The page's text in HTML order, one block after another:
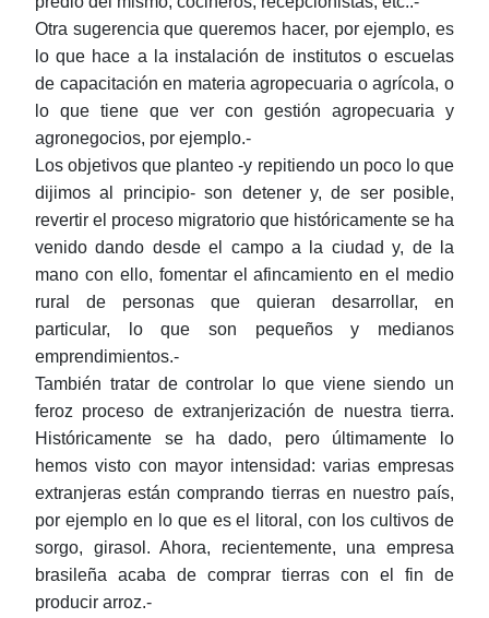
Otra sugerencia que queremos hacer, por ejemplo, es
lo que hace a la instalación de institutos o escuelas
de capacitación en materia agropecuaria o agrícola, o
lo que tiene que ver con gestión agropecuaria y
agronegocios, por ejemplo.-
Los objetivos que planteo -y repitiendo un poco lo que
dijimos al principio- son detener y, de ser posible,
revertir el proceso migratorio que históricamente se ha
venido dando desde el campo a la ciudad y, de la
mano con ello, fomentar el afincamiento en el medio
rural de personas que quieran desarrollar, en
particular, lo que son pequeños y medianos
emprendimientos.-
También tratar de controlar lo que viene siendo un
feroz proceso de extranjerización de nuestra tierra.
Históricamente se ha dado, pero últimamente lo
hemos visto con mayor intensidad: varias empresas
extranjeras están comprando tierras en nuestro país,
por ejemplo en lo que es el litoral, con los cultivos de
sorgo, girasol. Ahora, recientemente, una empresa
brasileña acaba de comprar tierras con el fin de
producir arroz.-